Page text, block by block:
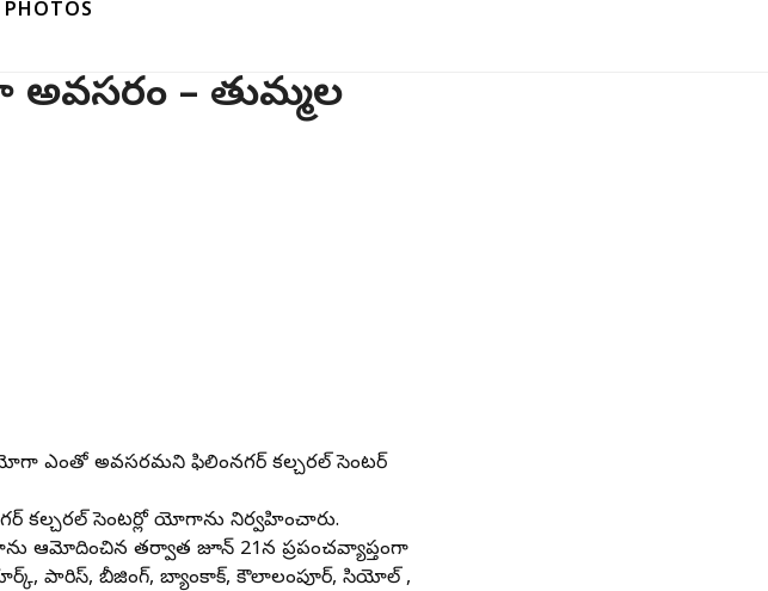
PHOTOS
– తుమ్మల
ఎంతో అవసరమని ఫిలింనగర్ కల్చరల్ సెంటర్
కల్చరల్ సెంటర్లో యోగాను నిర్వహించారు.
ఆమోదించిన తర్వాత జూన్ 21న ప్రపంచవ్యాప్తంగా
పారిస్, బీజింగ్, బ్యాంకాక్, కౌలాలంపూర్, సియోల్ ,